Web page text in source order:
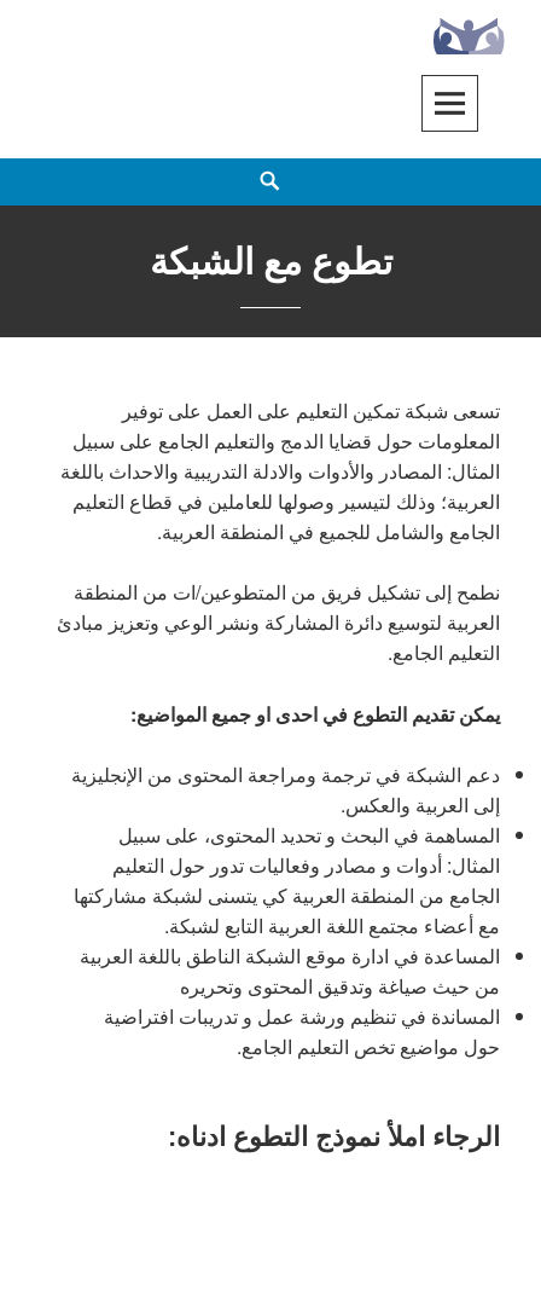
EENET
ENABLING EDUCATION NETWORK
تطوع مع الشبكة
تسعى شبكة تمكين التعليم على العمل على توفير
المعلومات حول قضايا الدمج والتعليم الجامع على سبيل
المثال: المصادر والأدوات والادلة التدريبية والاحداث باللغة
العربية؛ وذلك لتيسير وصولها للعاملين في قطاع التعليم
الجامع والشامل للجميع في المنطقة العربية.
نطمح إلى تشكيل فريق من المتطوعين/ات من المنطقة
العربية لتوسيع دائرة المشاركة ونشر الوعي وتعزيز مبادئ
التعليم الجامع.
يمكن تقديم التطوع في احدى او جميع المواضيع:
دعم الشبكة في ترجمة ومراجعة المحتوى من الإنجليزية
إلى العربية والعكس.
المساهمة ‏في البحث و تحديد المحتوى، على سبيل
المثال: أدوات و مصادر وفعاليات تدور حول التعليم
الجامع من المنطقة العربية كي يتسنى لشبكة مشاركتها
‏مع أعضاء مجتمع اللغة العربية التابع لشبكة.
المساعدة في ادارة موقع الشبكة الناطق باللغة العربية
من حيث صياغة وتدقيق المحتوى وتحريره
‏المساندة في تنظيم ورشة عمل و تدريبات افتراضية
حول مواضيع تخص التعليم الجامع.
الرجاء املأ نموذج التطوع ادناه: